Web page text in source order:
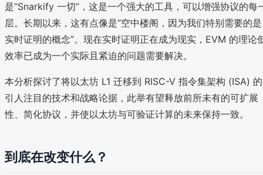
是“Snarkify 一切”，这是一个强大的工具，可以增强协议的每
层。长期以来，这有点像是“空中楼阁，因为我们特别需要的是
实时证明的概念”。现在实时证明正在成为现实，EVM 的理论
效率已成为一个实际且紧迫的问题需要解决。
本分析探讨了将以太坊 L1 迁移到 RISC-V 指令集架构 (ISA) 的
引人注目的技术和战略论据，此举有望释放前所未有的可扩展
性、简化协议，并使以太坊与可验证计算的未来保持一致。
到底在改变什么？